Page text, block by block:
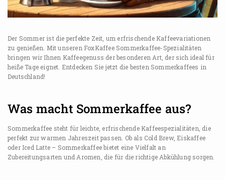
Der Sommer ist die perfekte Zeit, um erfrischende Kaffeevariationen
zu genießen. Mit unseren FoxKaffee Sommerkaffee-Spezialitäten
bringen wir Ihnen Kaffeegenuss der besonderen Art, der sich ideal für
heiße Tage eignet. Entdecken Sie jetzt die besten Sommerkaffees in
Deutschland!
Was macht Sommerkaffee aus?
Sommerkaffee steht für leichte, erfrischende Kaffeespezialitäten, die
perfekt zur warmen Jahreszeit passen. Ob als Cold Brew, Eiskaffee
oder Iced Latte – Sommerkaffee bietet eine Vielfalt an
Zubereitungsarten und Aromen, die für die richtige Abkühlung sorgen.